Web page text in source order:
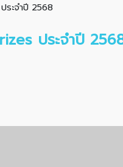
ระจำปี 2568
ประจำปี